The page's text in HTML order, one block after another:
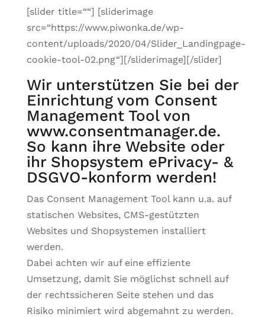
[slider title=““] [sliderimage
src=“https://www.piwonka.de/wp-
content/uploads/2020/04/Slider_Landingpage-
cookie-tool-02.png“][/sliderimage][/slider]
Wir unterstützen Sie bei der
Einrichtung vom Consent
Management Tool von
www.consentmanager.de.
So kann ihre Website oder
ihr Shopsystem ePrivacy- &
DSGVO-konform werden!
Das Consent Management Tool kann u.a. auf
statischen Websites, CMS-gestützten
Websites und Shopsystemen installiert
werden.
Dabei achten wir auf eine effiziente
Umsetzung, damit Sie möglichst schnell auf
der rechtssicheren Seite stehen und das
Risiko minimiert wird abgemahnt zu werden.